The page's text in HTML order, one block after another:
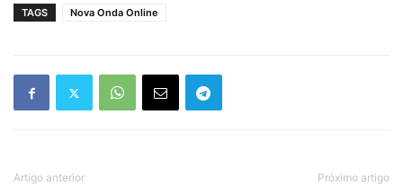
TAGS Nova Onda Online
Artigo anterior Próximo artigo